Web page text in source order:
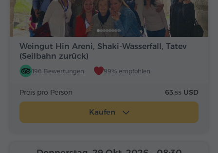
Weingut Hin Areni, Shaki-Wasserfall, Tatev
(Seilbahn zurück)
196 Bewertungen 99% empfohlen
Preis pro Person 63.55 USD
Kaufen